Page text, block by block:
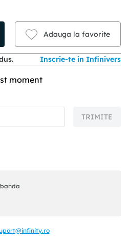
Adauga la favorite
Inscrie-te in Infinivers
moment
TRIMITE